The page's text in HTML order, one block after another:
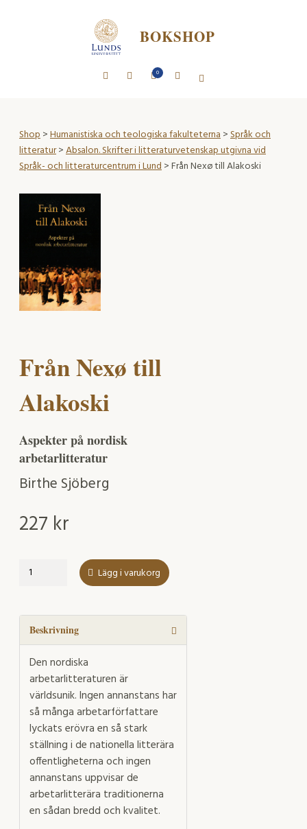
BOKSHOP
0
Shop>Humanistiska och teologiska fakulteterna>Språk och
litteratur>Absalon. Skrifter i litteraturvetenskap utgivna vid
Språk- och litteraturcentrum i Lund> Från Nexø till Alakoski
Från Nexø till
Alakoski
Aspekter på nordisk
arbetarlitteratur
Birthe Sjöberg
227 kr
Från
Alakoski
mängd
Lägg i varukorg
Beskrivning
Den nordiska
arbetarlitteraturen är
världsunik. Ingen annanstans har
så många arbetarförfattare
lyckats erövra en så stark
ställning i de nationella litterära
offentligheterna och ingen
annanstans uppvisar de
arbetarlitterära traditionerna
en sådan bredd och kvalitet.